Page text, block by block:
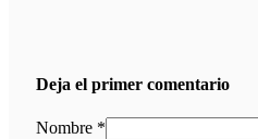
Deja el primer comentario
Nombre *